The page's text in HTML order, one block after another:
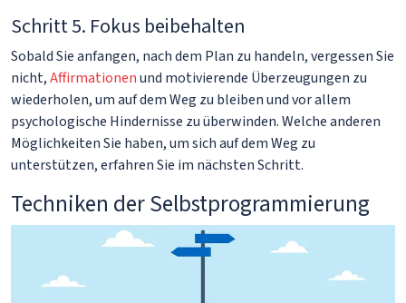
Schritt 5. Fokus beibehalten
Sobald Sie anfangen, nach dem Plan zu handeln, vergessen Sie
nicht,Affirmationenund motivierende Überzeugungen zu
wiederholen, um auf dem Weg zu bleiben und vor allem
psychologische Hindernisse zu überwinden. Welche anderen
Möglichkeiten Sie haben, um sich auf dem Weg zu
unterstützen, erfahren Sie im nächsten Schritt.
Techniken der Selbstprogrammierung